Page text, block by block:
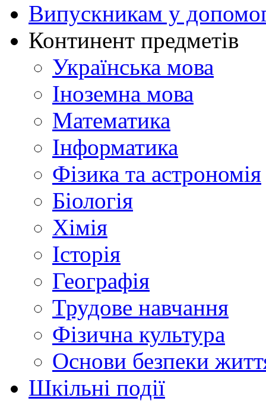
Випускникам у
Континент предметів
Українська мова
Іноземна мова
Математика
Інформатика
Фізика та астрономія
Біологія
Хімія
Історія
Географія
Трудове навчання
Фізична культура
Основи безпеки
Шкільні події